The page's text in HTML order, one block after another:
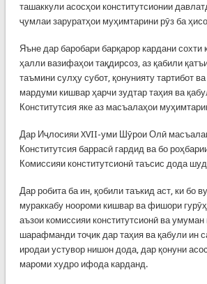
ташаккули асосҳои конститутсионии
ҷумлаи заруратҳои муҳимтарини рӯз ба
Яъне дар баробари барқарор кардани сохти
ҳалли вазифаҳои тақдирсоз, аз қабили
таъмини сулҳу субот, қонунияту тартибот
мардуми кишвар ҳарчи зудтар таҳия ва
Конститутсия яке аз масъалаҳои
Дар Иҷлосияи XVII-уми Шӯрои Олӣ
Конститутсия баррасӣ гардид ва бо
Комиссияи конститутсионӣ таъсис дода
Дар робита ба ин, қобили таъкид аст, ки бо
мураккабу ноороми кишвар ва фишори
аъзои комиссияи конститутсионӣ ва
шарафманди тоҷик дар таҳия ва қабули ин
иродаи устувор нишон дода, дар қонуни
мароми худро ифода карданд.